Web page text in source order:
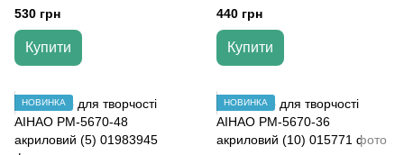
530 грн
Купити
440 грн
Купити
НОВИНКА НОВИНКА